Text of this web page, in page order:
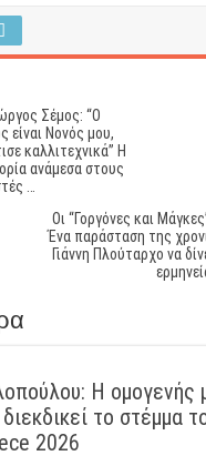
Σέμος: “Ο
είναι Νονός μου,
καλλιτεχνικά” Η
ανάμεσα στους
…
Οι “Γοργόνες και
Ένα παράσταση της
Γιάννη Πλούταρχο να
Η ομογενής
το στέμμα
2026